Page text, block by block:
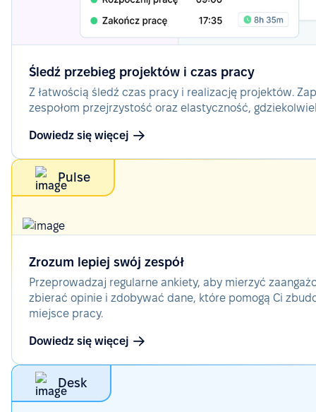
Śledź przebieg projektów i czas pracy
Z łatwością śledź czas pracy i realizację projektów.
zespołom przejrzystość oraz elastyczność,
Dowiedz się więcej
Pulse
Zrozum lepiej swój zespół
Przeprowadzaj regularne ankiety, aby mierzyć
zbierać opinie i zdobywać dane, które pomogą Ci
miejsce pracy.
Dowiedz się więcej
Desk